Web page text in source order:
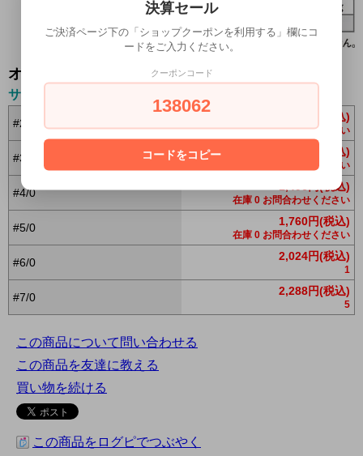
オプションの値段詳細
サイズ
#2/0 1,056円(税込)
在庫 0 お問合わせください
#3/0 1,232円(税込)
在庫 0 お問合わせください
#4/0 1,496円(税込)
在庫 0 お問合わせください
#5/0 1,760円(税込)
在庫 0 お問合わせください
#6/0 2,024円(税込)
1
#7/0 2,288円(税込)
5
この商品について問い合わせる
この商品を友達に教える
買い物を続ける
この商品をログピでつぶやく
決算セール
ご決済ページ下の「ショップクーポンを利用する」欄にコ
ードをご入力ください。
クーポンコード
138062
コードをコピー